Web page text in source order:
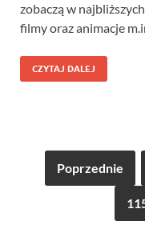
zobaczą w
filmy oraz animacje
CZYTAJ DALEJ
Poprzednie